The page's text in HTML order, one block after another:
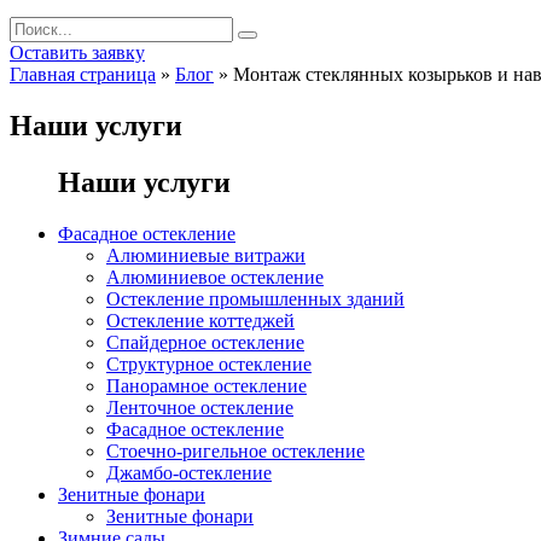
Оставить заявку
Главная страница » Блог » Монтаж стеклянных козырьков и
Наши услуги
Наши услуги
Фасадное остекление
Алюминиевые витражи
Алюминиевое остекление
Остекление промышленных зданий
Остекление коттеджей
Спайдерное остекление
Структурное остекление
Панорамное остекление
Ленточное остекление
Фасадное остекление
Стоечно-ригельное остекление
Джамбо-остекление
Зенитные фонари
Зенитные фонари